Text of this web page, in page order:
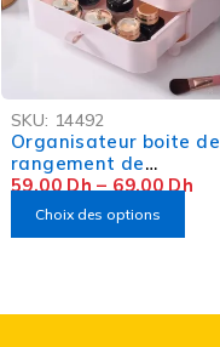
SKU: 14492
Organisateur boite de
rangement de
maquillage
59,00 Dh – 69,00 Dh
Choix des options